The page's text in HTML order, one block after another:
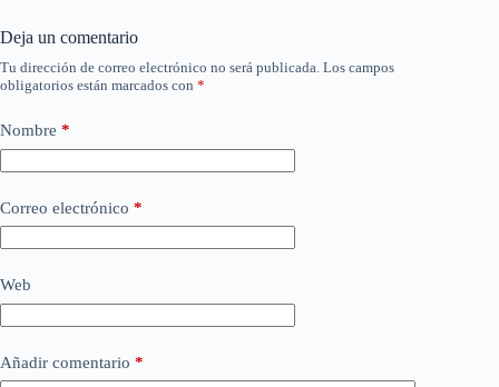
Deja un comentario
Tu dirección de correo electrónico no será publicada. Los campos
obligatorios están marcados con *
Nombre *
Correo electrónico *
Web
Añadir comentario *